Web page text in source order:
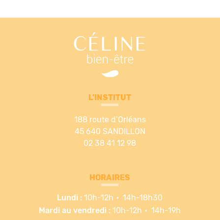
L’INSTITUT
188 route d’Orléans
45 640 SANDILLON
02 38 41 12 98
HORAIRES
Lundi : 10h-12h
14h-18h30
Mardi au vendredi : 10h-12h
14h-19h